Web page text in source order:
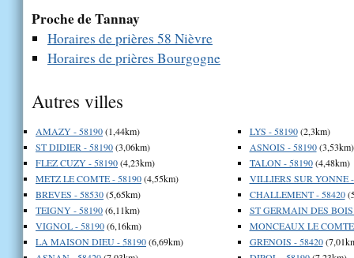
Proche de Tannay
Horaires de prières 58 Nièvre
Horaires de prières Bourgogne
Autres villes
AMAZY - 58190(1,44km)
ST DIDIER - 58190(3,06km)
FLEZ CUZY - 58190(4,23km)
METZ LE COMTE - 58190(4,55km)
BREVES - 58530(5,65km)
TEIGNY - 58190(6,11km)
VIGNOL - 58190(6,16km)
LA MAISON DIEU - 58190(6,69km)
LYS - 58190(2,3km)
ASNOIS - 58190(3,53km)
TALON - 58190(4,48km)
VILLIERS SUR YONNE
CHALLEMENT - 58420
ST GERMAIN DES BOIS
MONCEAUX LE
GRENOIS - 58420